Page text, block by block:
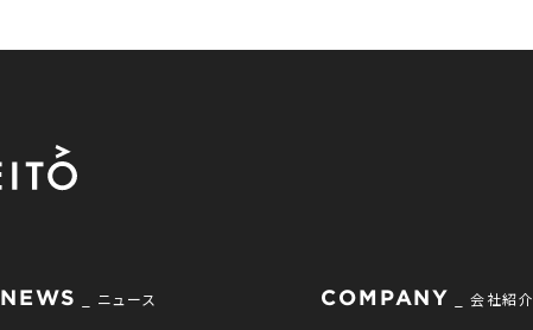
NEWS ニュース COMPANY 会社紹介